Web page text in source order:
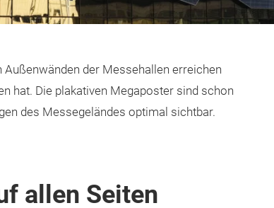
der Messehallen erreichen
hat. Die plakativen Megaposter sind schon
des Messegeländes optimal sichtbar.
allen Seiten